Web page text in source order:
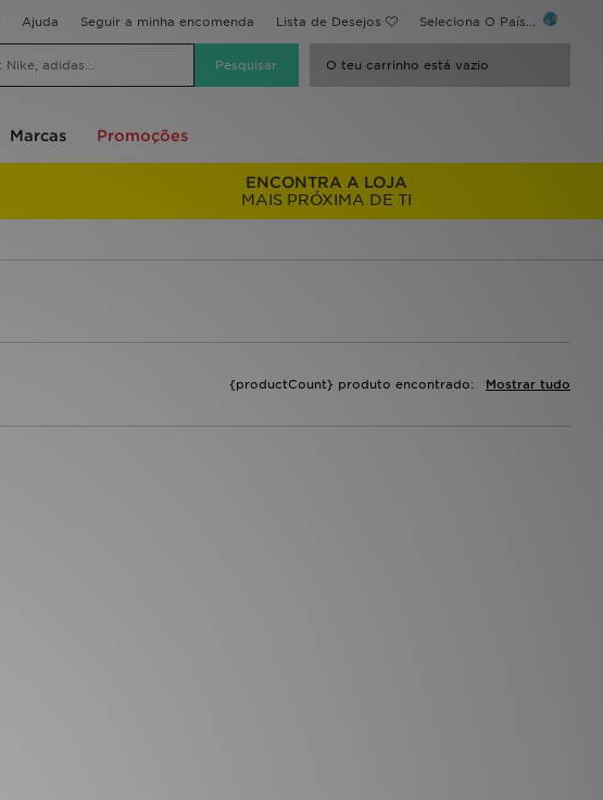
Ajuda Seguir a minha encomenda Lista de Desejos Seleciona O País...
O teu carrinho está vazio
Marcas Promoções
ENCONTRA A LOJA
MAIS PRÓXIMA DE TI
Mostrar tudo
{productCount} produto encontrado: